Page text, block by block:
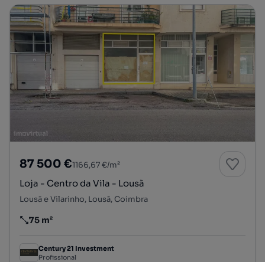
87 500 €1166,67 €/m²
Loja - Centro da Vila - Lousã
Lousã e Vilarinho, Lousã, Coimbra
Preço por metro quadrado
75 m²
Century 21 Investment
Profissional